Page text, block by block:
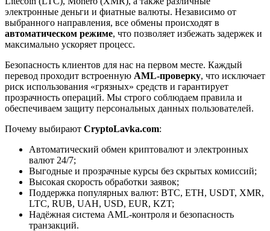
электронные деньги и фиатные валюты. Независимо от
выбранного направления, все обмены происходят в
автоматическом режиме, что позволяет избежать задержек и
максимально ускоряет процесс.
Безопасность клиентов для нас на первом месте. Каждый
перевод проходит встроенную AML-проверку, что исключает
риск использования «грязных» средств и гарантирует
прозрачность операций. Мы строго соблюдаем правила и
обеспечиваем защиту персональных данных пользователей.
Почему выбирают CryptoLavka.com:
Автоматический обмен криптовалют и электронных
валют 24/7;
Выгодные и прозрачные курсы без скрытых комиссий;
Высокая скорость обработки заявок;
Поддержка популярных валют: BTC, ETH, USDT, XMR,
LTC, RUB, UAH, USD, EUR, KZT;
Надёжная система AML-контроля и безопасность
транзакций.